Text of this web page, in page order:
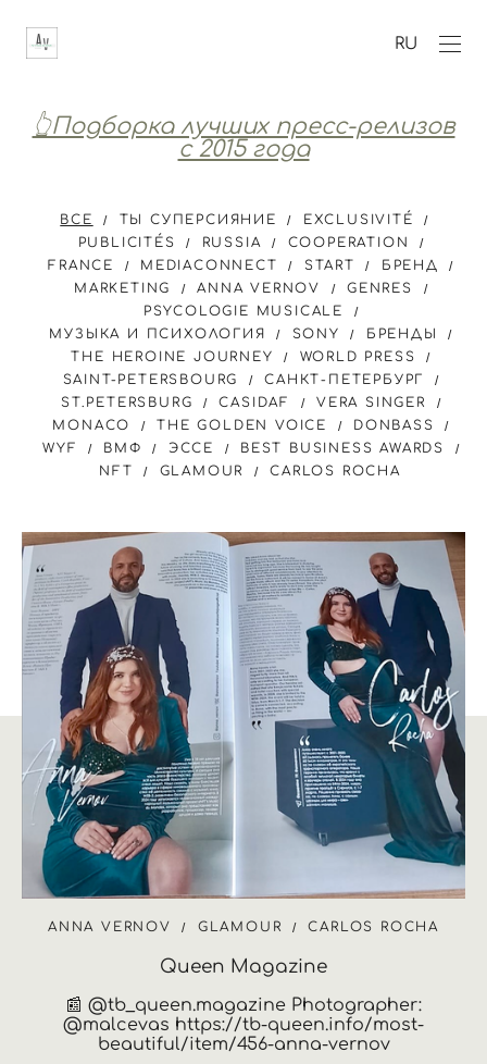
RU
👆Подборка лучших пресс-релизов
с 2015 года
ВСЕ ТЫ СУПЕРСИЯНИЕ
EXCLUSIVITÉ
PUBLICITÉS
RUSSIA
COOPERATION
FRANCE
MEDIACONNECT START
БРЕНД
MARKETING
ANNA VERNOV
GENRES
PSYCOLOGIE MUSICALE
МУЗЫКА И ПСИХОЛОГИЯ
SONY
БРЕНДЫ
THE HEROINE JOURNEY
WORLD PRESS
SAINT-PETERSBOURG
САНКТ-ПЕТЕРБУРГ
ST.PETERSBURG
CASIDAF
VERA SINGER
MONACO
THE GOLDEN VOICE
DONBASS
WYF
ВМФ ЭССЕ
BEST BUSINESS AWARDS
NFT
GLAMOUR CARLOS ROCHA
ANNA VERNOV GLAMOUR CARLOS ROCHA
Queen Magazine
📰 @tb_queen.magazine Photographer:
@malcevas https://tb-queen.info/most-
beautiful/item/456-anna-vernov